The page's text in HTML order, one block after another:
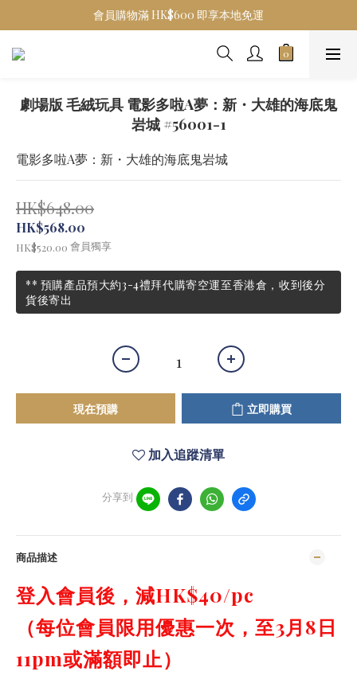
會員購物滿 HK$600 即享本地免運
劇場版 毛絨玩具 電影多啦A夢：新・大雄的海底鬼
岩城 #56001-1
電影多啦A夢：新・大雄的海底鬼岩城
HK$648.00
HK$568.00
HK$520.00 會員獨享
** 預購產品預大約3-4禮拜代購寄空運至香港倉，收到後分
貨後寄出
現在預購 立即購買
加入追蹤清單
分享到
商品描述
登入會員後，減HK$40/pc
（每位會員限用優惠一次，至3月8日
11pm或滿額即止）